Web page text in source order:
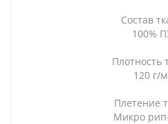
Состав
100%
Плотность
120 г/
Плетение
Микро